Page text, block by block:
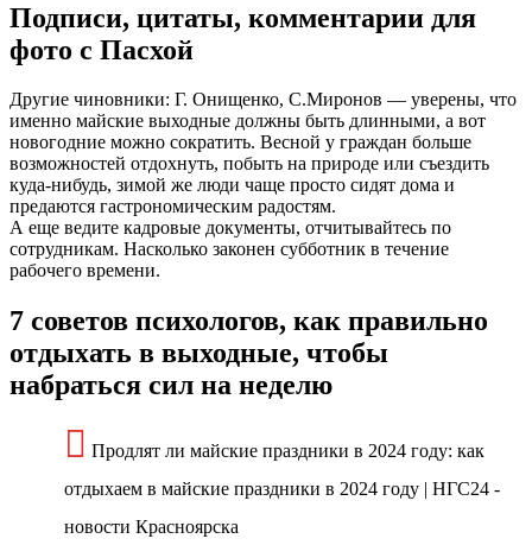
Подписи, цитаты, комментарии для
фото с Пасхой
Другие чиновники: Г. Онищенко, С.Миронов — уверены, что
именно майские выходные должны быть длинными, а вот
новогодние можно сократить. Весной у граждан больше
возможностей отдохнуть, побыть на природе или съездить
куда-нибудь, зимой же люди чаще просто сидят дома и
предаются гастрономическим радостям.
А еще ведите кадровые документы, отчитывайтесь по
сотрудникам. Насколько законен субботник в течение
рабочего времени.
7 советов психологов, как правильно
отдыхать в выходные, чтобы
набраться сил на неделю
Продлят ли майские праздники в 2024 году: как
отдыхаем в майские праздники в 2024 году | НГС24 -
новости Красноярска